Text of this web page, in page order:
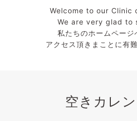
Welcome to our Clinic
We are very glad to
私たちのホームページ
アクセス頂きまことに有
空きカレ